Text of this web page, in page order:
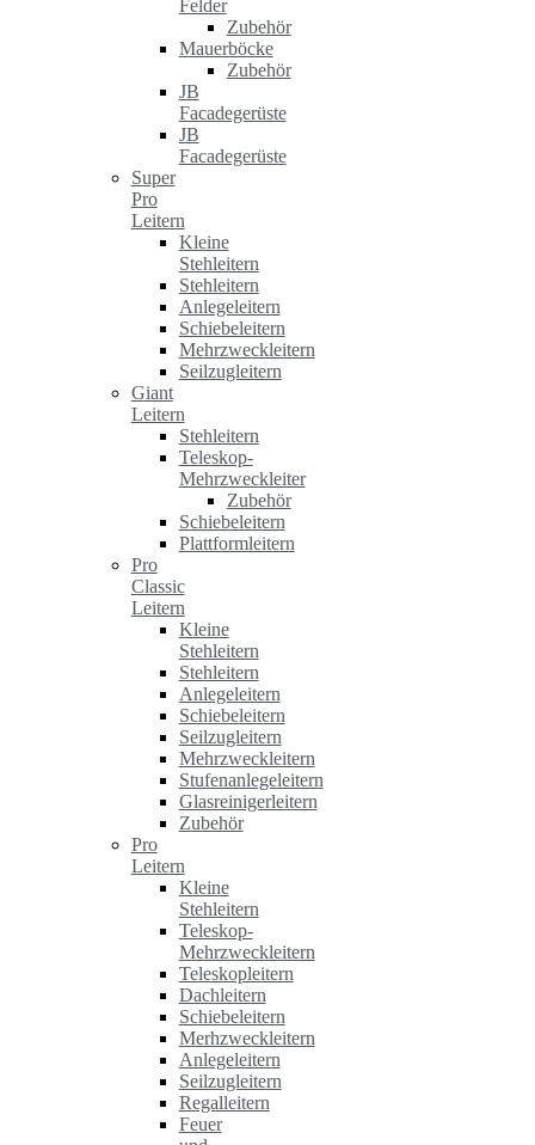
Felder
Zubehör
Mauerböcke
Zubehör
JB
Facadegerüste
JB
Facadegerüste
Super
Pro
Leitern
Kleine
Stehleitern
Stehleitern
Anlegeleitern
Schiebeleitern
Mehrzweckleitern
Seilzugleitern
Giant
Leitern
Stehleitern
Teleskop-
Mehrzweckleiter
Zubehör
Schiebeleitern
Plattformleitern
Pro
Classic
Leitern
Kleine
Stehleitern
Stehleitern
Anlegeleitern
Schiebeleitern
Seilzugleitern
Mehrzweckleitern
Stufenanlegeleitern
Glasreinigerleitern
Zubehör
Pro
Leitern
Kleine
Stehleitern
Teleskop-
Mehrzweckleitern
Teleskopleitern
Dachleitern
Schiebeleitern
Merhzweckleitern
Anlegeleitern
Seilzugleitern
Regalleitern
Feuer